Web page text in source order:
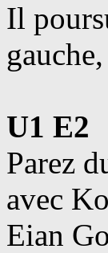
Il
U1 E2
Parez
avec
Eian